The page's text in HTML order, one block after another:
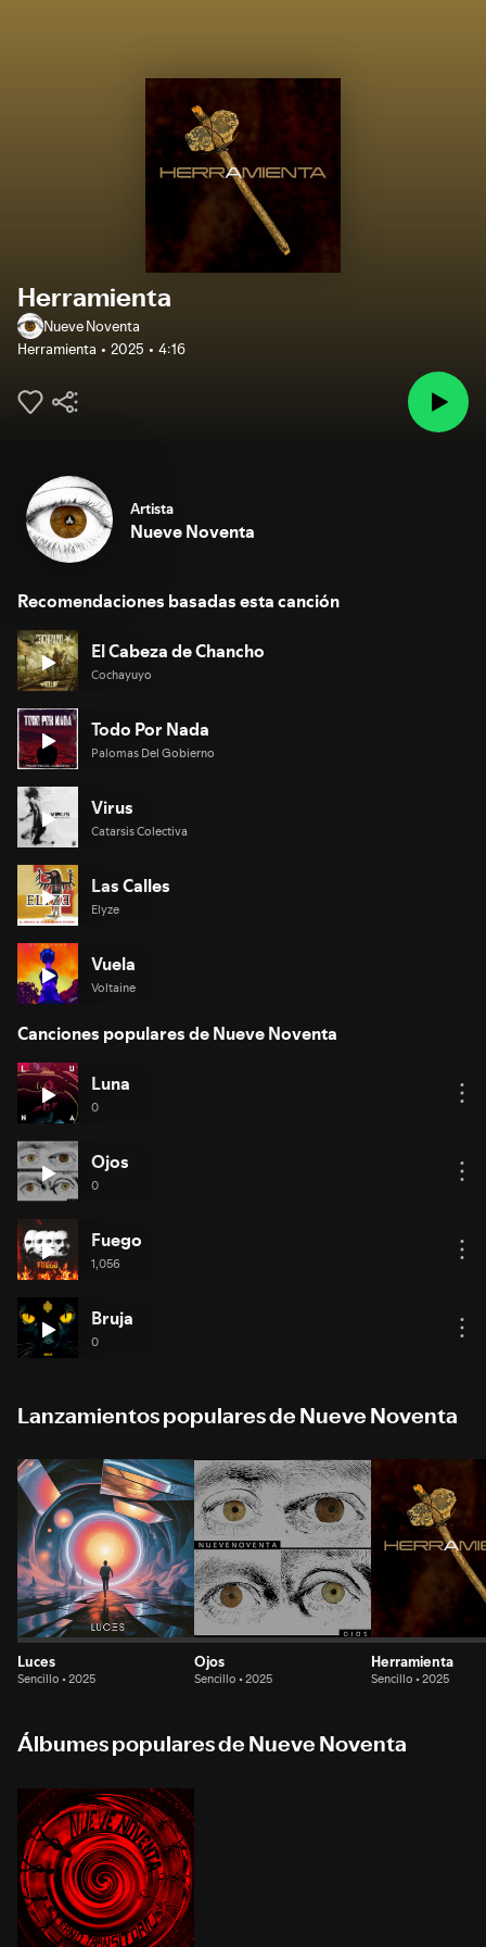
Herramienta
Nueve Noventa
Herramienta
2025 4:16
Artista
Nueve Noventa
Recomendaciones basadas esta canción
El Cabeza de Chancho
Cochayuyo
Todo Por Nada
Palomas Del Gobierno
Virus
Catarsis Colectiva
Las Calles
Elyze
Vuela
Voltaine
Canciones populares de Nueve Noventa
Luna
0
Ojos
0
Fuego
1,056
Bruja
0
Lanzamientos populares de Nueve Noventa
Luces
Sencillo • 2025
Ojos
Sencillo • 2025
Herramienta
Sencillo • 2025
Álbumes populares de Nueve Noventa